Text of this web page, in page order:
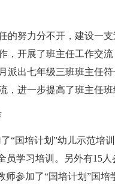
努力分不开，建设一支
开展了班主任工作交流
派出七年级三班班主任
进一步提高了班主任班
国培计划”幼儿示范培训
员学习培训。另外有15
师参加了“国培计划”国